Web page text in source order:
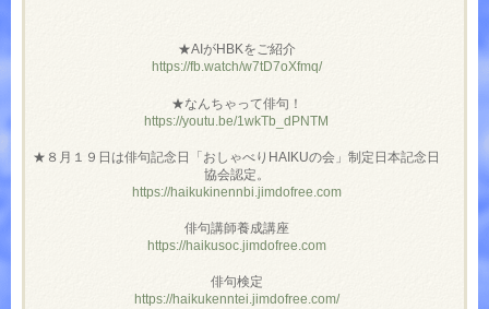
★AIがHBKをご紹介
https://fb.watch/w7tD7oXfmq/
★なんちゃって俳句！
https://youtu.be/1wkTb_dPNTM
★８月１９日は俳句記念日「おしゃべりHAIKUの会」制定日本記念日
協会認定。
https://haikukinennbi.jimdofree.com
俳句講師養成講座
https://haikusoc.jimdofree.com
俳句検定
https://haikukenntei.jimdofree.com/